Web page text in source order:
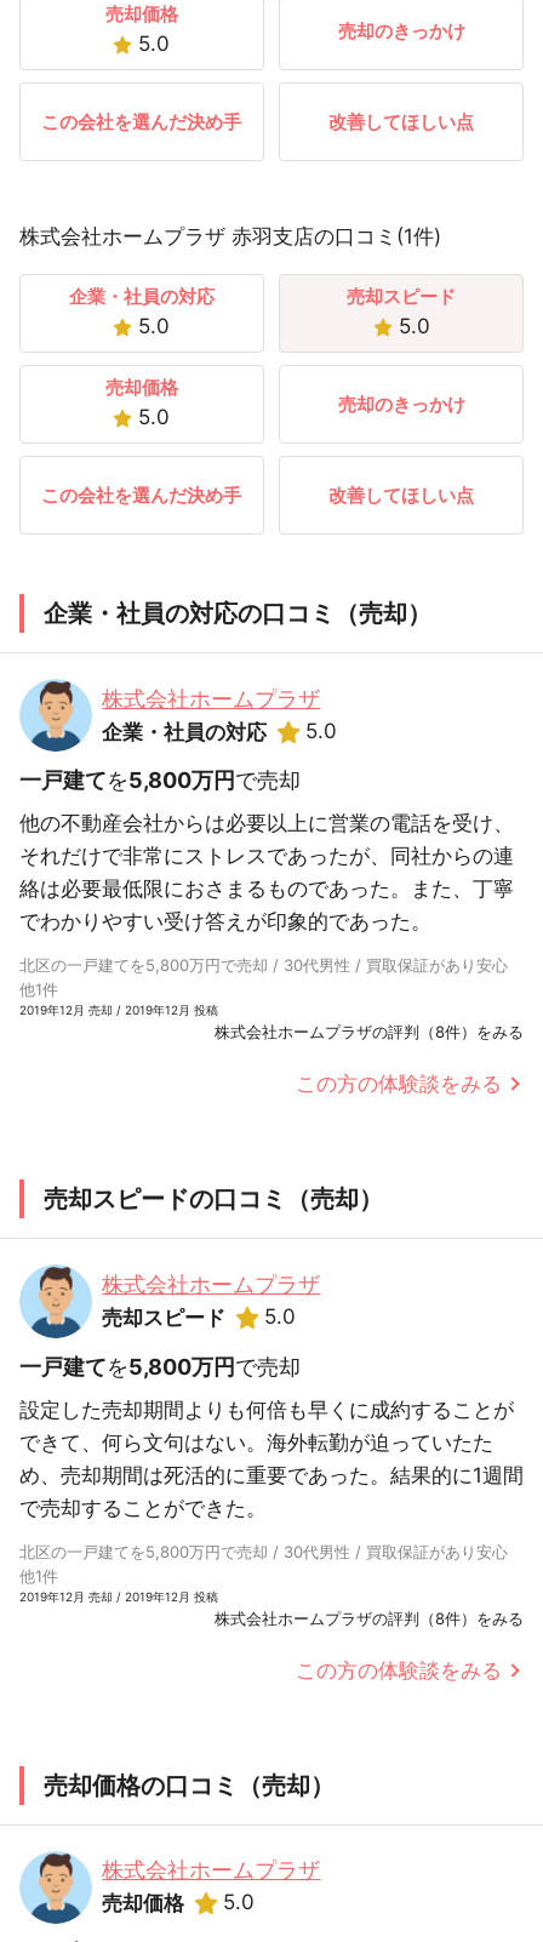
売却価格
5.0
売却のきっかけ
この会社を選んだ決め手 改善してほしい点
株式会社ホームプラザ 赤羽支店の口コミ(1件)
企業・社員の対応
5.0
売却スピード
5.0
売却価格
5.0
売却のきっかけ
この会社を選んだ決め手 改善してほしい点
企業・社員の対応の口コミ（売却）
株式会社ホームプラザ
企業・社員の対応 5.0
一戸建てを5,800万円で売却
他の不動産会社からは必要以上に営業の電話を受け、
それだけで非常にストレスであったが、同社からの連
絡は必要最低限におさまるものであった。また、丁寧
でわかりやすい受け答えが印象的であった。
北区の一戸建てを5,800万円で売却 / 30代男性 / 買取保証があり安心
他1件
2019年12月 売却 / 2019年12月 投稿
株式会社ホームプラザの評判（8件）をみる
この方の体験談をみる
売却スピードの口コミ（売却）
株式会社ホームプラザ
売却スピード 5.0
一戸建てを5,800万円で売却
設定した売却期間よりも何倍も早くに成約することが
できて、何ら文句はない。海外転勤が迫っていたた
め、売却期間は死活的に重要であった。結果的に1週間
で売却することができた。
北区の一戸建てを5,800万円で売却 / 30代男性 / 買取保証があり安心
他1件
2019年12月 売却 / 2019年12月 投稿
株式会社ホームプラザの評判（8件）をみる
この方の体験談をみる
売却価格の口コミ（売却）
株式会社ホームプラザ
売却価格 5.0